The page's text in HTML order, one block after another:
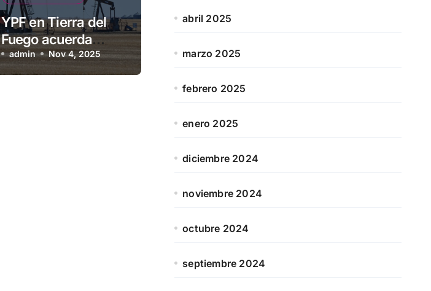
YPF en Tierra del
Fuego acuerda
retiros voluntarios a
sus contratistas
admin Nov 4, 2025
abril 2025
marzo 2025
febrero 2025
enero 2025
diciembre 2024
noviembre 2024
octubre 2024
septiembre 2024